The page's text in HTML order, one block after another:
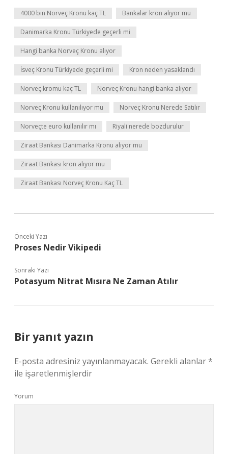
4000 bin Norveç Kronu kaç TL Bankalar kron alıyor mu
Danimarka Kronu Türkiyede geçerli mi
Hangi banka Norveç Kronu alıyor
İsveç Kronu Türkiyede geçerli mi Kron neden yasaklandı
Norveç kromu kaç TL Norveç Kronu hangi banka alıyor
Norveç Kronu kullanılıyor mu Norveç Kronu Nerede Satılır
Norveçte euro kullanılır mı Riyali nerede bozdurulur
Ziraat Bankası Danimarka Kronu alıyor mu
Ziraat Bankası kron alıyor mu
Ziraat Bankası Norveç Kronu Kaç TL
Önceki Yazı
Proses Nedir Vikipedi
Sonraki Yazı
Potasyum Nitrat Mısıra Ne Zaman Atılır
Bir yanıt yazın
E-posta adresiniz yayınlanmayacak. Gerekli alanlar*
ile işaretlenmişlerdir
Yorum